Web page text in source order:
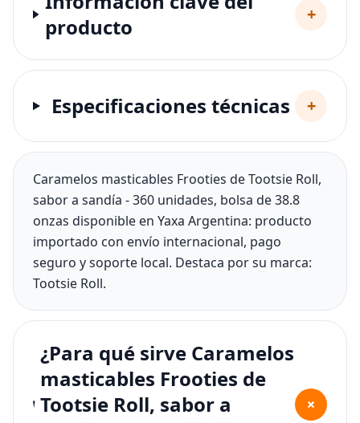
producto
+
Especificaciones técnicas +
Caramelos masticables Frooties de Tootsie Roll,
sabor a sandía - 360 unidades, bolsa de 38.8
onzas disponible en Yaxa Argentina: producto
importado con envío internacional, pago
seguro y soporte local. Destaca por su marca:
Tootsie Roll.
¿Para qué sirve Caramelos
masticables Frooties de
Tootsie Roll, sabor a
+